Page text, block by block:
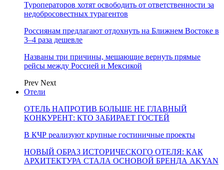
Туроператоров хотят освободить от ответственности за
недобросовестных турагентов
Россиянам предлагают отдохнуть на Ближнем Востоке в
3–4 раза дешевле
Названы три причины, мешающие вернуть прямые
рейсы между Россией и Мексикой
Prev Next
Отели
ОТЕЛЬ НАПРОТИВ БОЛЬШЕ НЕ ГЛАВНЫЙ
КОНКУРЕНТ: КТО ЗАБИРАЕТ ГОСТЕЙ
В КЧР реализуют крупные гостиничные проекты
НОВЫЙ ОБРАЗ ИСТОРИЧЕСКОГО ОТЕЛЯ: КАК
АРХИТЕКТУРА СТАЛА ОСНОВОЙ БРЕНДА AKYAN